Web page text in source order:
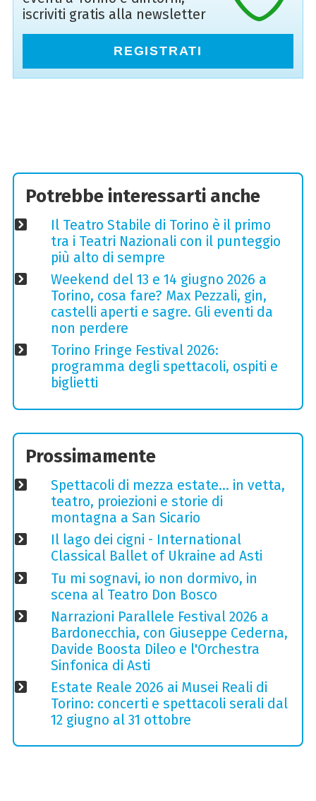
iscriviti gratis alla newsletter
REGISTRATI
Potrebbe interessarti anche
Il Teatro Stabile di Torino è il primo
tra i Teatri Nazionali con il punteggio
più alto di sempre
Weekend del 13 e 14 giugno 2026 a
Torino, cosa fare? Max Pezzali, gin,
castelli aperti e sagre. Gli eventi da
non perdere
Torino Fringe Festival 2026:
programma degli spettacoli, ospiti e
biglietti
Prossimamente
Spettacoli di mezza estate… in vetta,
teatro, proiezioni e storie di
montagna a San Sicario
Il lago dei cigni - International
Classical Ballet of Ukraine ad Asti
Tu mi sognavi, io non dormivo, in
scena al Teatro Don Bosco
Narrazioni Parallele Festival 2026 a
Bardonecchia, con Giuseppe Cederna,
Davide Boosta Dileo e l'Orchestra
Sinfonica di Asti
Estate Reale 2026 ai Musei Reali di
Torino: concerti e spettacoli serali dal
12 giugno al 31 ottobre